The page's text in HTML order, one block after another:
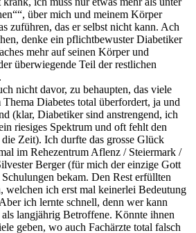
über mich und meinem Körper
zuführen, das er selbst nicht kann. Ach
denke ein pflichtbewuster Diabetiker
mehr auf seinen Körper und
überwiegende Teil der restlichen
nicht davor, zu behaupten, das viele
Diabetes total überfordert, ja und
(klar, Diabetiker sind anstrengend, ich
riesiges Spektrum und oft fehlt den
Zeit). Ich durfte das grosse Glück
im Rehezentrum Aflenz / Steiermark /
Berger (für mich der einzige Gott
bekam. Den Rest erfüllten
welchen ich erst mal keinerlei Bedeutung
ich lernte schnell, denn wer kann
langjährig Betroffene. Könnte ihnen
geben, wo auch Fachärzte total falsch